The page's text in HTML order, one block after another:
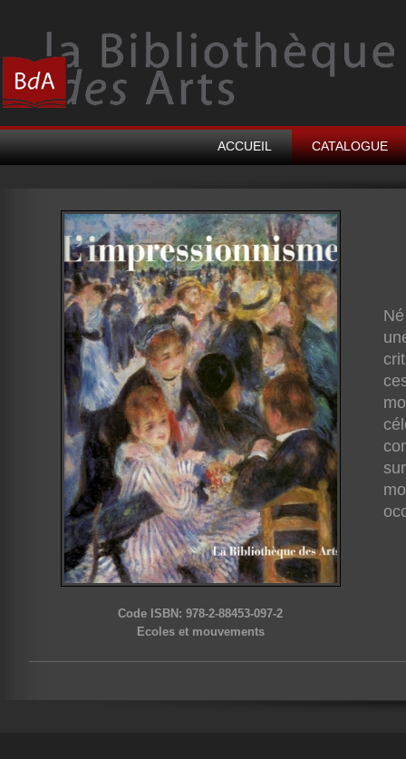
ACCUEIL CATALOGUE
Code ISBN: 978-2-88453-097-2
Ecoles et mouvements